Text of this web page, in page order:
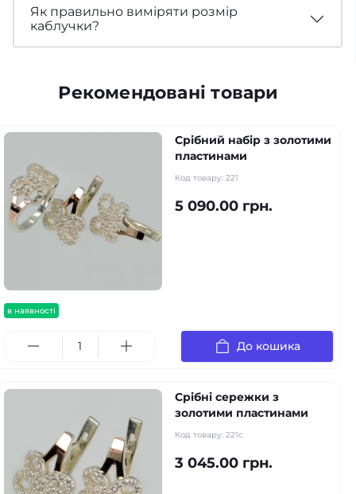
Як правильно виміряти розмір
каблучки?
Рекомендовані товари
в наявності
Срібний набір з золотими
пластинами
Код товару: 221
5 090.00 грн.
До кошика
Срібні сережки з
золотими пластинами
Код товару: 221с
3 045.00 грн.